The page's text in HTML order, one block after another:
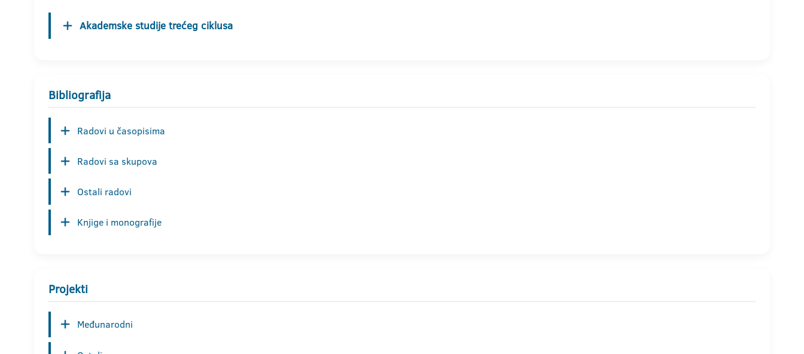
Akademske studije trećeg ciklusa
Bibliografija
Radovi u časopisima
Radovi sa skupova
Ostali radovi
Knjige i monografije
Projekti
Međunarodni